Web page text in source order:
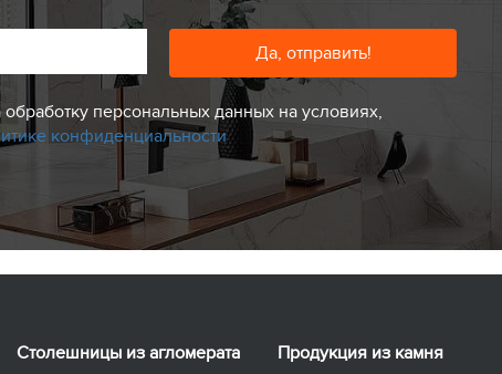
персональных данных на условиях,
конфиденциальности
Столешницы из агломерата Продукция из камня